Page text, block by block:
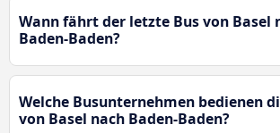
Wann fährt der letzte Bus von Basel
Baden-Baden?
Welche Busunternehmen bedienen
von Basel nach Baden-Baden?